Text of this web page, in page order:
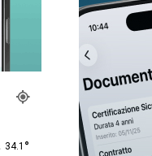
34.1 °